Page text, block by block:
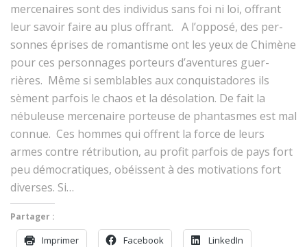
mer­ce­naires sont des indi­vidus sans foi ni loi, offrant
leur savoir faire au plus offrant. A l’op­posé, des per­
son­nes épris­es de roman­tisme ont les yeux de Chimène
pour ces per­son­nages por­teurs d’aven­tures guer­
rières. Même si sem­blables aux con­quis­ta­dores ils
sèment par­fois le chaos et la déso­la­tion. De fait la
nébuleuse mer­ce­naire por­teuse de phan­tasmes est mal
con­nue. Ces hommes qui offrent la force de leurs
armes con­tre rétri­bu­tion, au prof­it par­fois de pays fort
peu démoc­ra­tiques, obéis­sent à des moti­va­tions fort
divers­es. Si…
Partager :
Imprimer Face­book LinkedIn